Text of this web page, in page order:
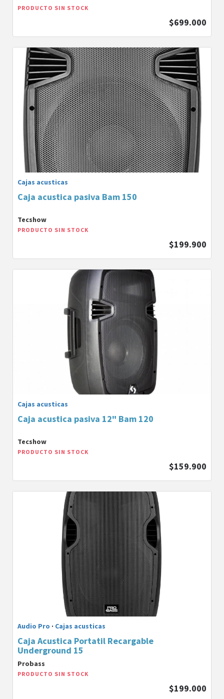
PRODUCTO SIN STOCK
$699.000
Cajas acusticas
Caja acustica pasiva Bam 150
Tecshow
PRODUCTO SIN STOCK
$199.900
Cajas acusticas
Caja acustica pasiva 12" Bam 120
Tecshow
PRODUCTO SIN STOCK
$159.900
Audio Pro · Cajas acusticas
Caja Acustica Portatil Recargable
Underground 15
Probass
PRODUCTO SIN STOCK
$199.000